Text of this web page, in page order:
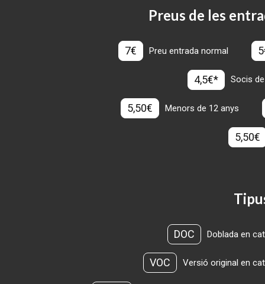
Preus de les
7€ Preu entrada normal
4,5€* Socis
5,50€ Menors de 12 anys
5,50€
DOC Doblada en
VOC Versió original en